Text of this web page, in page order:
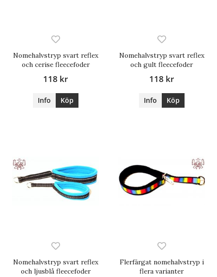
Nomehalvstryp svart reflex
och cerise fleecefoder
118 kr
Info Köp
Nomehalvstryp svart reflex
och gult fleecefoder
118 kr
Info Köp
Nomehalvstryp svart reflex
och ljusblå fleecefoder
Flerfärgat nomehalvstryp i
flera varianter